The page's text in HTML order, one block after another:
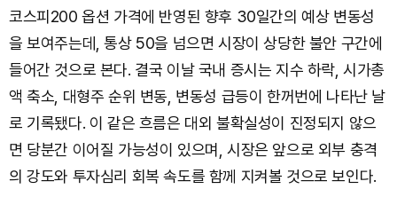
코스피200 옵션 가격에 반영된 향후 30일간의 예상 변동성
을 보여주는데, 통상 50을 넘으면 시장이 상당한 불안 구간에
들어간 것으로 본다. 결국 이날 국내 증시는 지수 하락, 시가총
액 축소, 대형주 순위 변동, 변동성 급등이 한꺼번에 나타난 날
로 기록됐다. 이 같은 흐름은 대외 불확실성이 진정되지 않으
면 당분간 이어질 가능성이 있으며, 시장은 앞으로 외부 충격
의 강도와 투자심리 회복 속도를 함께 지켜볼 것으로 보인다.